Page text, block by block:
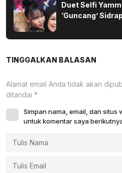
Duet Selfi
‘Guncang’ Sidrap
TINGGALKAN BALASAN
Alamat email Anda tidak akan
ditandai *
Simpan nama, email, dan situs
untuk komentar saya